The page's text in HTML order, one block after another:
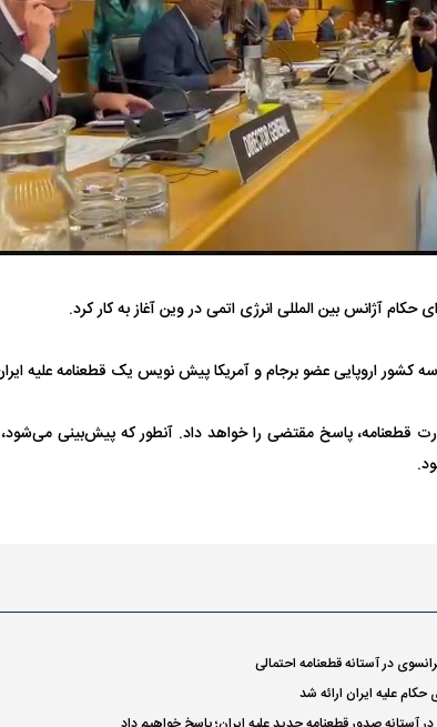
آژانس بین المللی انرژی اتمی در وین آغاز به کار کرد.
اروپایی عضو برجام و آمریکا پیش نویس یک قطعنامه علیه ایران
قطعنامه، پاسخ مقتضی را خواهد داد. آنطور که پیش‌بینی
در آستانه قطعنامه احتمالی
علیه ایران ارائه شد
بورس تهران
فضاپیمای «استارشیپ» ایلان ماسک
حدید